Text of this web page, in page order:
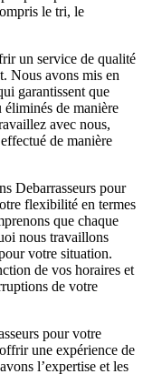
le tri, le
un service de qualité
Nous avons mis en
garantissent que
éliminés de manière
avec nous,
de manière
Debarrasseurs pour
flexibilité en termes
que chaque
nous travaillons
votre situation.
de vos horaires et
de votre
pour votre
une expérience de
l’expertise et les